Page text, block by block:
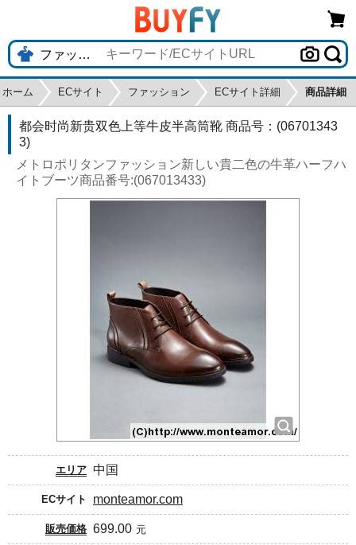
ホーム ECサイト ファッション ECサイト詳細 商品詳細
都会时尚新贵双色上等牛皮半高筒靴 商品号：(06701343
3)
メトロポリタンファッション新しい貴二色の牛革ハーフハ
イトブーツ商品番号:(067013433)
エリア 中国
ECサイト monteamor.com
販売価格 699.00 元